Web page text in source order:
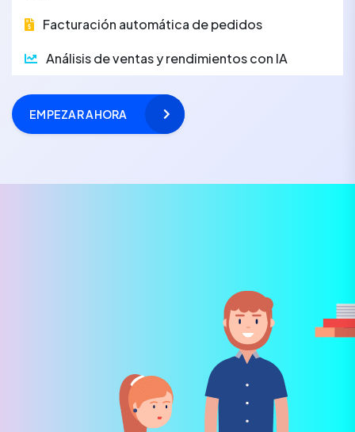
Facturación automática de pedidos
Análisis de ventas y rendimientos con IA
EMPEZAR AHORA